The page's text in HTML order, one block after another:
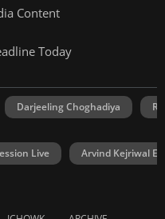
Content
Today
Darjeeling Choghadiya
Live Arvind Kejriwal